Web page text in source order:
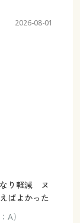
2026-08-01
なり軽減 ヌ
ばよかった
A）